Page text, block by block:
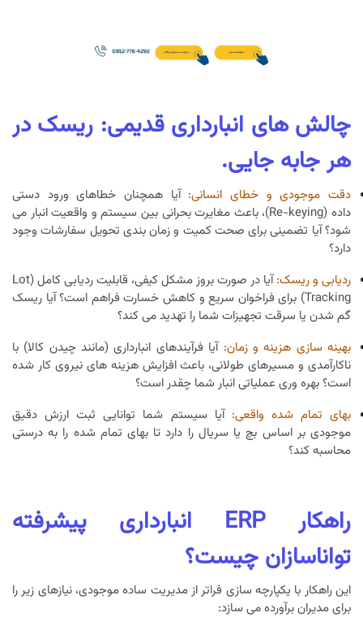
چالش های انبارداری قدیمی: ریسک در
هر جابه جایی.
دقت موجودی و خطای انسانی: آیا همچنان خطاهای ورود دستی
داده (Re-keying)، باعث مغایرت بحرانی بین سیستم و واقعیت انبار می
شود؟ آیا تضمینی برای صحت کمیت و زمان بندی تحویل سفارشات وجود
دارد؟
ردیابی و ریسک:
آیا در صورت بروز مشکل کیفی، قابلیت ردیابی کامل (Lot
Tracking) برای فراخوان سریع و کاهش خسارت فراهم است؟ آیا ریسک
گم شدن یا سرقت تجهیزات شما را تهدید می کند؟
بهینه سازی هزینه و زمان: آیا فرآیندهای انبارداری (مانند چیدن کالا) با
ناکارآمدی و مسیرهای طولانی، باعث افزایش هزینه های نیروی کار شده
است؟ بهره وری عملیاتی انبار شما چقدر است؟
بهای تمام شده واقعی: آیا سیستم شما توانایی ثبت ارزش دقیق
موجودی بر اساس بچ یا سریال را دارد تا بهای تمام شده را به درستی
محاسبه کند؟
راهکار ERP انبارداری پیشرفته
تواناسازان چیست؟
این راهکار با یکپارچه سازی فراتر از مدیریت ساده موجودی، نیازهای زیر را
برای مدیران برآورده می سازد: